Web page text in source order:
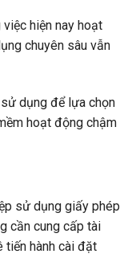
hiện nay hoạt
chuyên sâu vẫn
dụng để lựa chọn
hoạt động chậm
sử dụng giấy phép
cần cung cấp tài
tiến hành cài đặt